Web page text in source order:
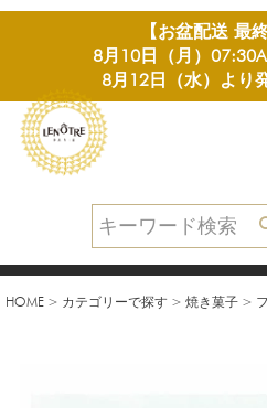
【お盆配送 最
8月10日（月）
8月12日（水）より
HOME カテゴリーで探す 焼き菓子